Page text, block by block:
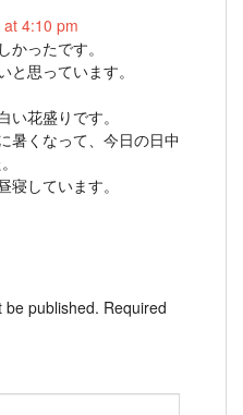
4:10 pm
かったです。
と思っています。
い花盛りです。
暑くなって、今日の日中
寝しています。
be published. Required